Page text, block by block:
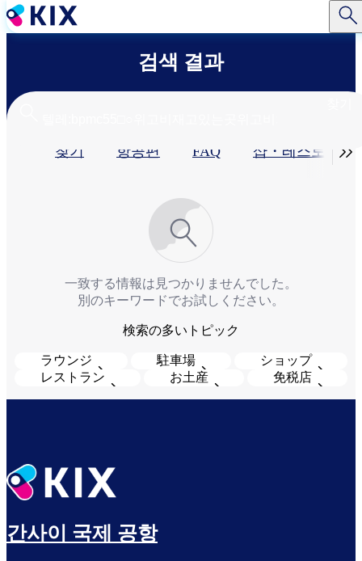
주
요
로
건
검색 결과
찾기 항공편 FAQ 샵・레스토랑​ 
一致する情報は見つかりませんでした。
別のキーワードでお試しください。
検索の多いトピック
ラウンジ 駐車場
ショップ
レストラン
お土産 免税店
간사이 국제 공항